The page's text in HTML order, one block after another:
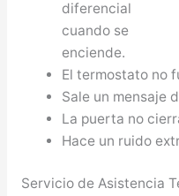
diferencial
cuando se
enciende.
El termostato no
Sale un mensaje
La puerta no
Hace un ruido
Servicio de Asistencia